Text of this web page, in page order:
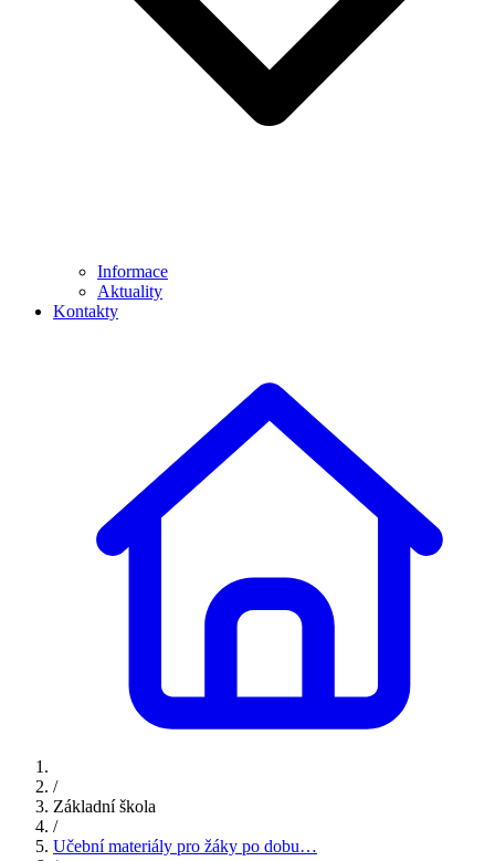
Informace
Aktuality
Kontakty
/
Základní škola
/
Učební materiály pro žáky po dobu…